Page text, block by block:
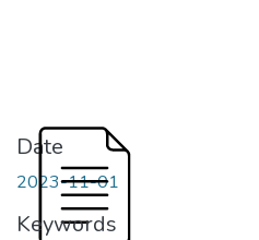
Date
2023-11-01
Keywords